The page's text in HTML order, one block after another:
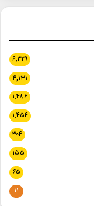
۶,۳۲۹
۴,۱۳۱
۱,۴۸۶
۱,۴۵۴
۳۰۴
۱۵۵
۶۵
۱۱